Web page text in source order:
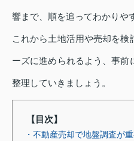
響まで、順を追ってわかりや
これから土地活用や売却を検
ーズに進められるよう、事前
整理していきましょう。
【目次】
・不動産売却で地盤調査が